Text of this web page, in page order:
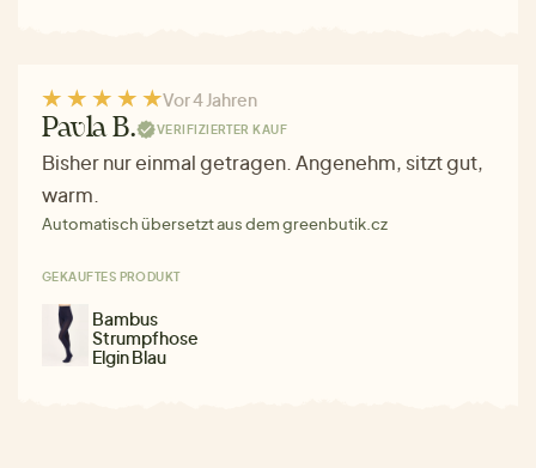
Vor 4 Jahren
Pavla B. VERIFIZIERTER KAUF
Bisher nur einmal getragen. Angenehm, sitzt gut,
warm.
Automatisch übersetzt aus dem greenbutik.cz
GEKAUFTES PRODUKT
Bambus
Strumpfhose
Elgin Blau